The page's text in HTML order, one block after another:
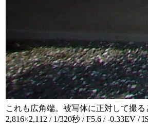
これも広角端。被写体に正対して撮
2,816×2,112 / 1/320秒 / F5.6 / -0.33EV /